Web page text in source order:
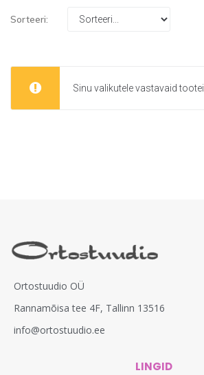
Sorteeri:
Sinu valikutele vastavaid
Ortostuudio OÜ
Rannamõisa tee 4F, Tallinn 13516
info@ortostuudio.ee
LINGID